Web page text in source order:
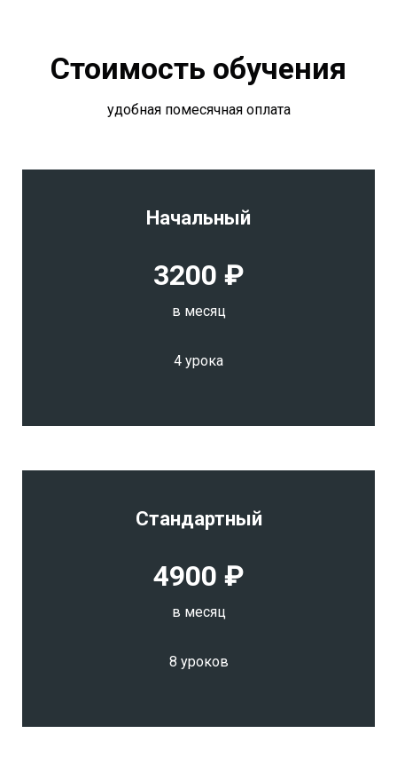
Стоимость обучения
удобная помесячная оплата
Начальный
3200 ₽
в месяц
4 урока
Стандартный
4900 ₽
в месяц
8 уроков